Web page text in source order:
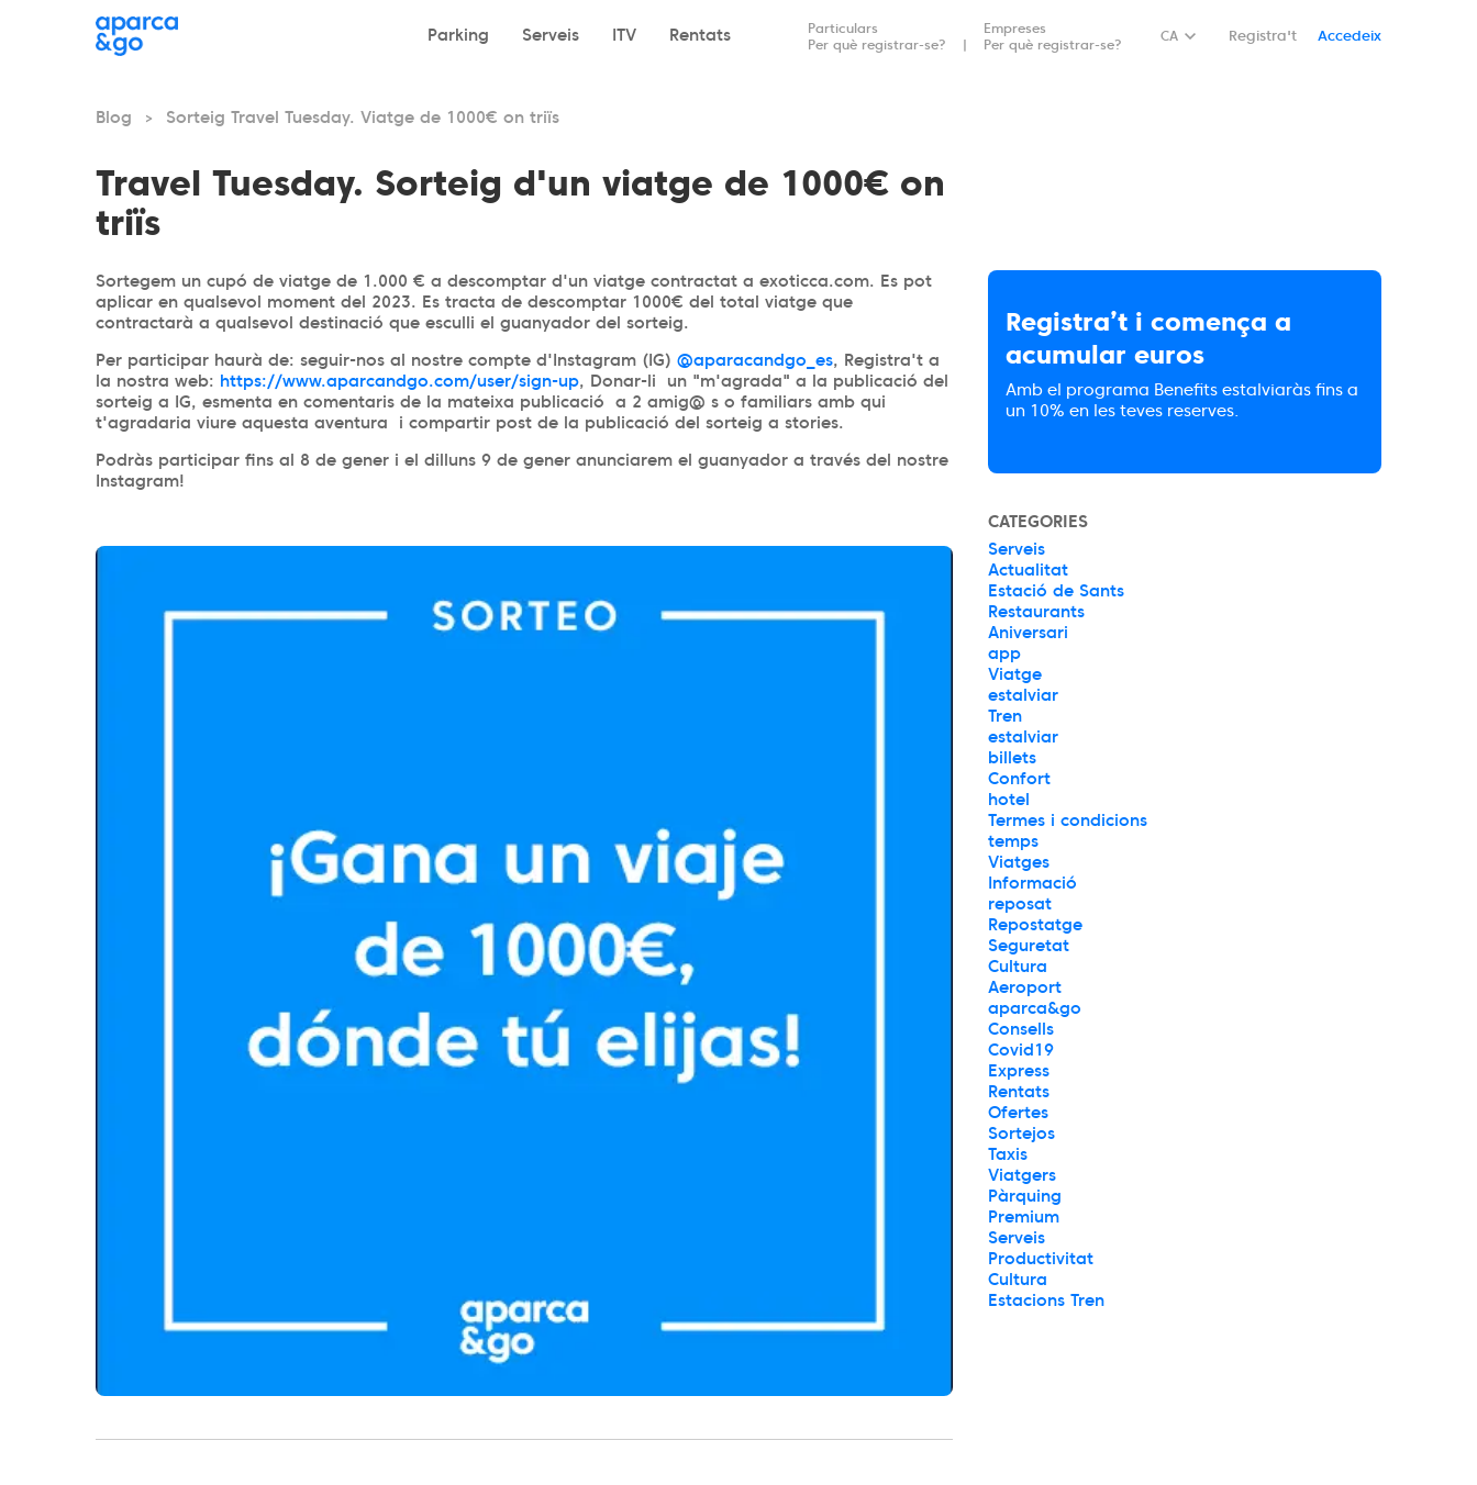
Parking Serveis ITV Rentats
Particulars
Per què registrar-se?
Empreses
Per què registrar-se?
CA Registra't Accedeix
Blog > Sorteig Travel Tuesday. Viatge de 1000€ on triïs
Travel Tuesday. Sorteig d'un viatge de 1000€ on
triïs
Sortegem un cupó de viatge de 1.000 € a descomptar d'un viatge contractat a exoticca.com. Es pot
aplicar en qualsevol moment del 2023. Es tracta de descomptar 1000€ del total viatge que
contractarà a qualsevol destinació que esculli el guanyador del sorteig.
Per participar haurà de: seguir-nos al nostre compte d'Instagram (IG) @aparacandgo_es, Registra't a
la nostra web: https://www.aparcandgo.com/user/sign-up, Donar-li un "m'agrada" a la publicació del
sorteig a IG, esmenta en comentaris de la mateixa publicació a 2 amig@ s o familiars amb qui
t'agradaria viure aquesta aventura i compartir post de la publicació del sorteig a stories.
Podràs participar fins al 8 de gener i el dilluns 9 de gener anunciarem el guanyador a través del nostre
Instagram!
Registra’t i comença a
acumular euros
Amb el programa Benefits estalviaràs fins a
un 10% en les teves reserves.
CATEGORIES
Serveis
Actualitat
Estació de Sants
Restaurants
Aniversari
app
Viatge
estalviar
Tren
estalviar
billets
Confort
hotel
Termes i condicions
temps
Viatges
Informació
reposat
Repostatge
Seguretat
Cultura
Aeroport
aparca&go
Consells
Covid19
Express
Rentats
Ofertes
Sortejos
Taxis
Viatgers
Pàrquing
Premium
Serveis
Productivitat
Cultura
Estacions Tren